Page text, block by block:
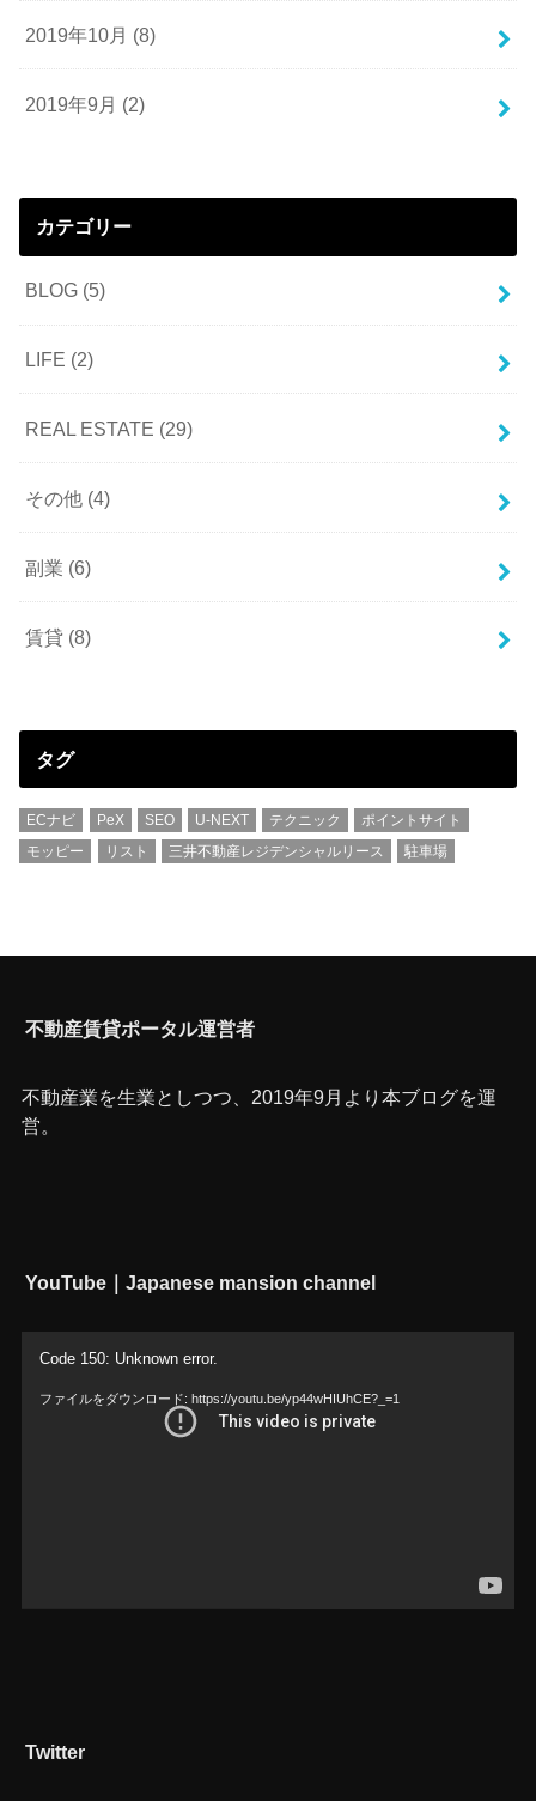
2019年10月 (8)
2019年9月 (2)
カテゴリー
BLOG (5)
LIFE (2)
REAL ESTATE (29)
その他 (4)
副業 (6)
賃貸 (8)
タグ
ECナビ PeX SEO U-NEXT テクニック
ポイントサイト
モッピー
リスト 三井不動産レジデンシャルリース 駐車場
不動産賃貸ポータル運営者
不動産業を生業としつつ、2019年9月より本ブログを運
営。
YouTube｜Japanese mansion channel
Code 150: Unknown error.
ファイルをダウンロード: https://youtu.be/yp44wHIUhCE?_=1
Twitter